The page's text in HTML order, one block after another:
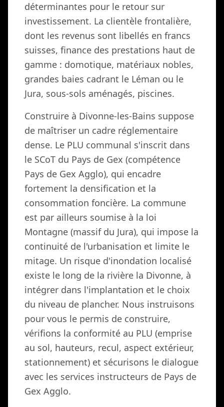
déterminantes pour le retour sur
investissement. La clientèle frontalière,
dont les revenus sont libellés en francs
suisses, finance des prestations haut de
gamme : domotique, matériaux nobles,
grandes baies cadrant le Léman ou le
Jura, sous-sols aménagés, piscines.
Construire à Divonne-les-Bains suppose
de maîtriser un cadre réglementaire
dense. Le PLU communal s'inscrit dans
le SCoT du Pays de Gex (compétence
Pays de Gex Agglo), qui encadre
fortement la densification et la
consommation foncière. La commune
est par ailleurs soumise à la loi
Montagne (massif du Jura), qui impose la
continuité de l'urbanisation et limite le
mitage. Un risque d'inondation localisé
existe le long de la rivière la Divonne, à
intégrer dans l'implantation et le choix
du niveau de plancher. Nous instruisons
pour vous le permis de construire,
vérifions la conformité au PLU (emprise
au sol, hauteurs, recul, aspect extérieur,
stationnement) et sécurisons le dialogue
avec les services instructeurs de Pays de
Gex Agglo.